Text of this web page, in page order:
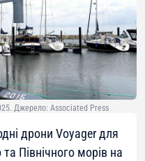
Джерело: Associated Press
дрони Voyager для
Північного морів на